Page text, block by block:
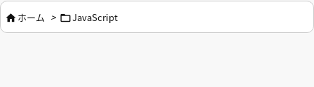
ホーム > JavaScript